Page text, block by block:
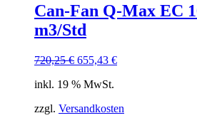
Can-Fan Q-Max EC
m3/Std
720,25€ Ursprünglicher
war:
655,43 €Aktueller
inkl. 19 % MwSt.
zzgl. Versandkosten